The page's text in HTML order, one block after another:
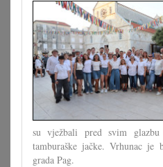
su vježbali pred svim
tamburaške jačke. Vrhunac je
grada Pag.